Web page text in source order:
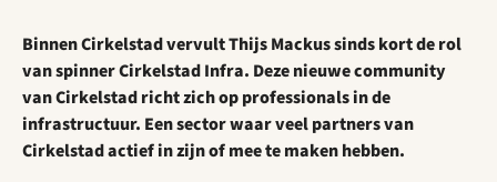
Binnen Cirkelstad vervult Thijs Mackus sinds kort de rol
van spinner Cirkelstad Infra. Deze nieuwe community
van Cirkelstad richt zich op professionals in de
infrastructuur. Een sector waar veel partners van
Cirkelstad actief in zijn of mee te maken hebben.